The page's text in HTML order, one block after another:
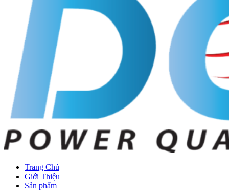
Trang Chủ
Giới Thiệu
Sản phẩm